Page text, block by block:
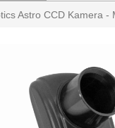
Astro CCD Kamera -